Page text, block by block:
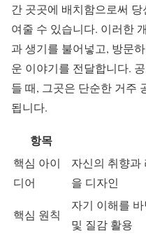
간 곳곳에 배치함으로써
여줄 수 있습니다. 이러한
과 생기를 불어넣고, 방문
운 이야기를 전달합니다.
들 때, 그곳은 단순한 거주
됩니다.
항목
핵심 아이
디어
자신의 취향과
을 디자인
핵심 원칙
자기 이해를
및 질감 활용